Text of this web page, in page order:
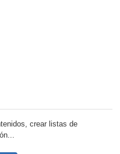
crear listas de